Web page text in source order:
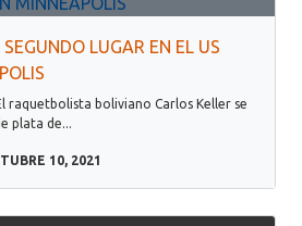
LUGAR EN EL US
raquetbolista boliviano Carlos Keller se
plata de...
10, 2021